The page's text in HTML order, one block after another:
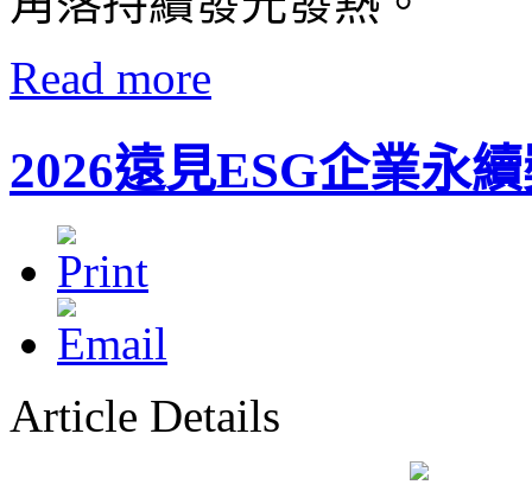
Read more
2026遠見ESG企業永
Article Details